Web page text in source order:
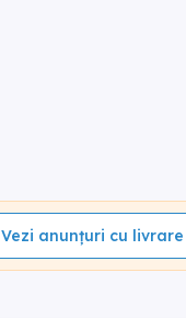
Vezi anunțuri cu livrare